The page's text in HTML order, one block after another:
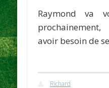
Raymond va
avoir besoin de
Richard